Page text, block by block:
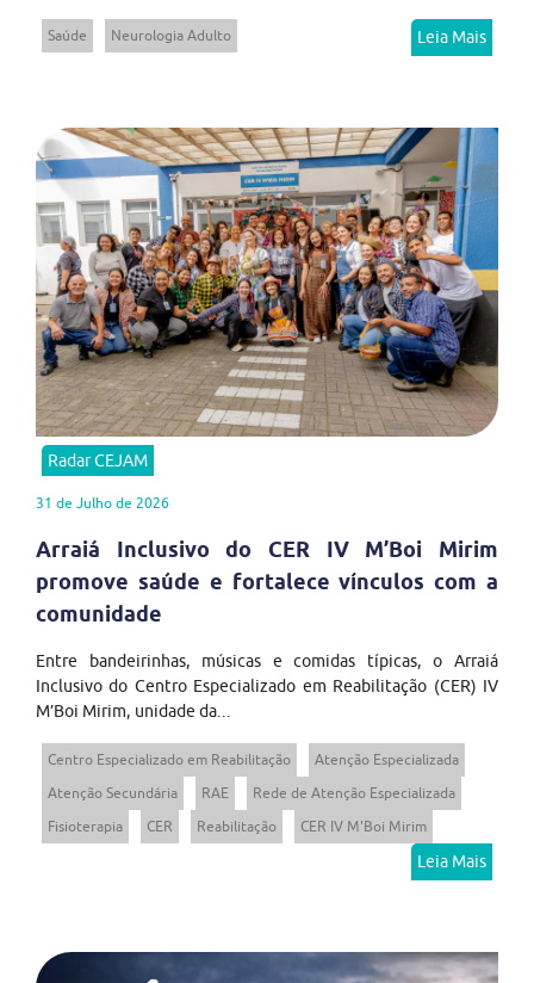
Saúde Neurologia Adulto Leia Mais
Radar CEJAM
31 de Julho de 2026
Arraiá Inclusivo do CER IV M’Boi Mirim
promove saúde e fortalece vínculos com a
comunidade
Entre bandeirinhas, músicas e comidas típicas, o Arraiá
Inclusivo do Centro Especializado em Reabilitação (CER) IV
M’Boi Mirim, unidade da...
Centro Especializado em Reabilitação
Atenção Especializada
Atenção Secundária
RAE
Rede de Atenção Especializada
Fisioterapia
CER Reabilitação CER IV M'Boi Mirim
Leia Mais